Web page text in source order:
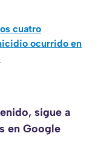
cuatro
ocurrido en
sigue a
en Google